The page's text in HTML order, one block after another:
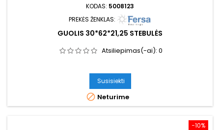
KODAS: 5008123
PREKĖS ŽENKLAS:
GUOLIS 30*62*21,25 STEBULĖS
Atsiliepimas(-ai): 0
Susisiekti
 Neturime
−10%